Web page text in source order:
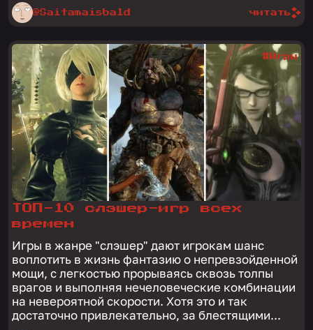
@Saitamaisbald читать
ТОП-10 слэшер-игр всех
времен
Игры в жанре "слэшер" дают игрокам шанс
воплотить в жизнь фантазию о непревзойденной
мощи, с легкостью прорываясь сквозь толпы
врагов и выполняя нечеловеческие комбинации
на невероятной скорости. Хотя это и так
достаточно привлекательно, за блестящими...
#Игры